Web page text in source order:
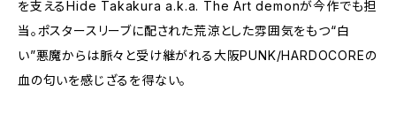
を支えるHide Takakura a.k.a. The Art demonが今作でも担
当。ポスタースリーブに配された荒涼とした雰囲気をもつ“白
い”悪魔からは脈々と受け継がれる大阪PUNK/HARDOCOREの
血の匂いを感じざるを得ない。